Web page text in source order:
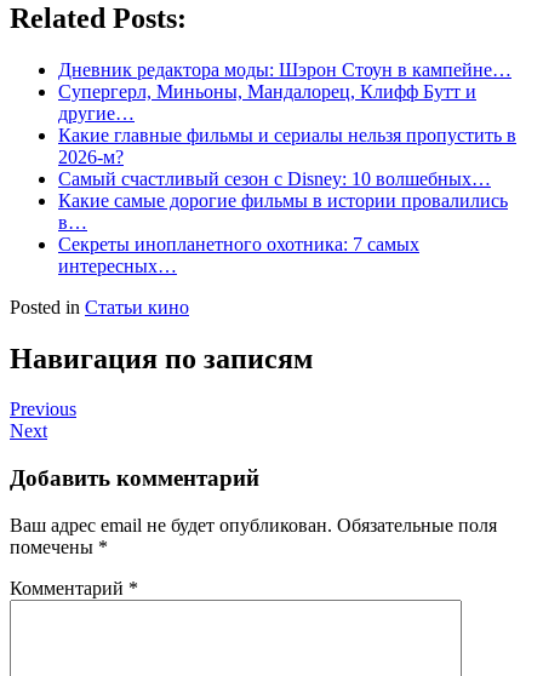
Related Posts:
Дневник редактора моды: Шэрон Стоун в кампейне…
Супергерл, Миньоны, Мандалорец, Клифф Бутт и
другие…
Какие главные фильмы и сериалы нельзя пропустить в
2026-м?
Самый счастливый сезон с Disney: 10 волшебных…
Какие самые дорогие фильмы в истории провалились
в…
Секреты инопланетного охотника: 7 самых
интересных…
Posted in Статьи кино
Навигация по записям
Previous
Next
Добавить комментарий
Ваш адрес email не будет опубликован. Обязательные поля
помечены *
Комментарий *